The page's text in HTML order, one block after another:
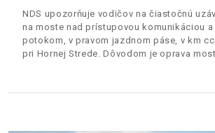
NDS upozorňuje vodičov na čiastočnú
na moste nad prístupovou komunikáciou a
potokom, v pravom jazdnom páse, v km
pri Hornej Strede. Dôvodom je oprava